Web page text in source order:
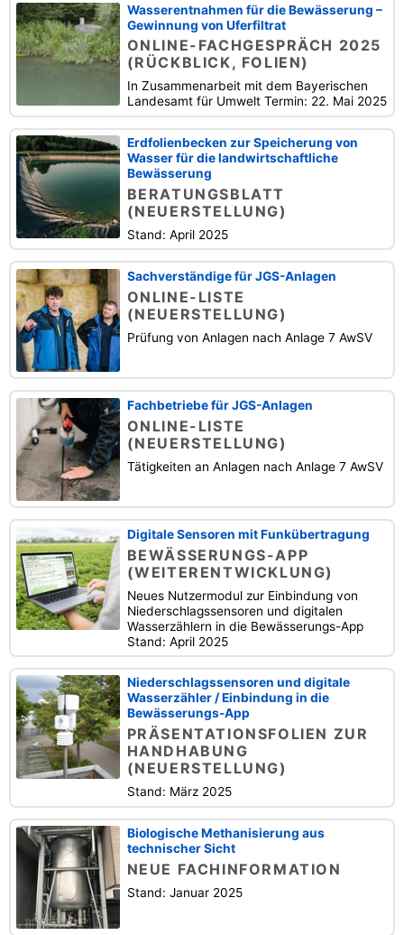
Wasserentnahmen für die Bewässerung –
Gewinnung von Uferfiltrat
ONLINE-FACHGESPRÄCH 2025
(RÜCKBLICK, FOLIEN)
In Zusammenarbeit mit dem Bayerischen
Landesamt für Umwelt Termin: 22. Mai 2025
Erdfolienbecken zur Speicherung von
Wasser für die landwirtschaftliche
Bewässerung
BERATUNGSBLATT
(NEUERSTELLUNG)
Stand: April 2025
Sachverständige für JGS-Anlagen
ONLINE-LISTE
(NEUERSTELLUNG)
Prüfung von Anlagen nach Anlage 7 AwSV
Fachbetriebe für JGS-Anlagen
ONLINE-LISTE
(NEUERSTELLUNG)
Tätigkeiten an Anlagen nach Anlage 7 AwSV
Digitale Sensoren mit Funkübertragung
BEWÄSSERUNGS-APP
(WEITERENTWICKLUNG)
Neues Nutzermodul zur Einbindung von
Niederschlagssensoren und digitalen
Wasserzählern in die Bewässerungs-App
Stand: April 2025
Niederschlagssensoren und digitale
Wasserzähler / Einbindung in die
Bewässerungs-App
PRÄSENTATIONSFOLIEN ZUR
HANDHABUNG
(NEUERSTELLUNG)
Stand: März 2025
Biologische Methanisierung aus
technischer Sicht
NEUE FACHINFORMATION
Stand: Januar 2025